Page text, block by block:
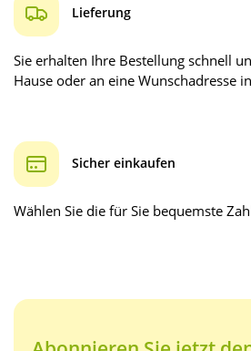
Lieferung
Sie erhalten Ihre Bestellung schnell
Hause oder an eine Wunschadresse
Sicher einkaufen
Wählen Sie die für Sie bequemste